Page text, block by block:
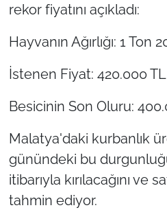
rekor fiyatını açıkladı:
Hayvanın Ağırlığı: 1 Ton
İstenen Fiyat: 420.000 TL
Besicinin Son Oluru:
Malatya'daki kurbanlık
günündeki bu
itibarıyla kırılacağını ve
tahmin ediyor.